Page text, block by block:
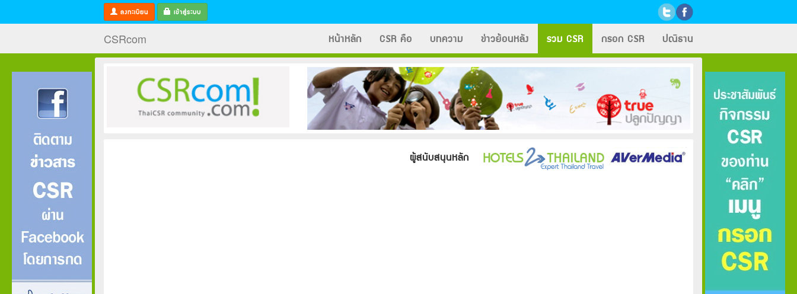
ลงทะเบียน เข้าสู่ระบบ
CSRcom หน้าหลัก CSR คือ บทความ ข่าวย้อนหลัง รวม CSR กรอก CSR ปณิธาน
ผู้สนับสนุนหลัก